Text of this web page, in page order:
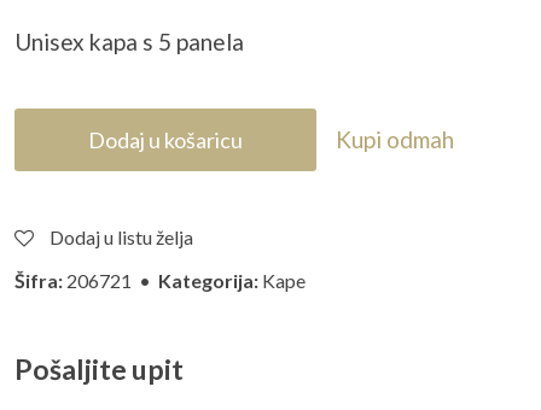
Unisex kapa s 5 panela
Dodaj u košaricu Kupi odmah
Dodaj u listu želja
Šifra: 206721 • Kategorija: Kape
Pošaljite upit